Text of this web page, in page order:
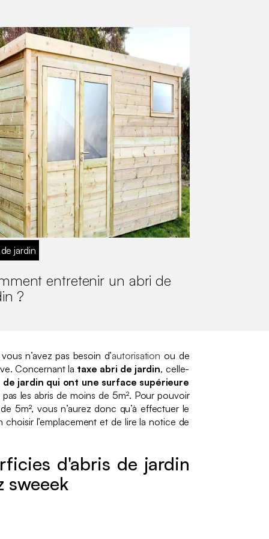
jardin
entretenir un abri de
?
n’avez pas besoin d’autorisation ou de
Concernant la taxe abri de jardin, celle-
jardin qui ont une surface supérieure
les abris de moins de 5m². Pour pouvoir
5m², vous n’aurez donc qu’à effectuer le
choisir l’emplacement et de lire la notice de
d'abris de jardin
sweeek